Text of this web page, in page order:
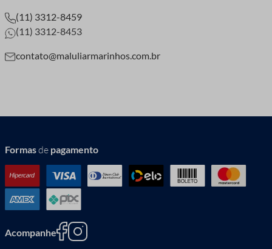
(11) 3312-8459
(11) 3312-8453
contato@maluliarmarinhos.com.br
Formasde pagamento
Acompanhe